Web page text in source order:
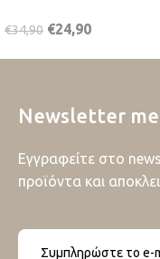
€34,90 €24,90
Newsletter
Εγγραφείτε στο
προϊόντα και